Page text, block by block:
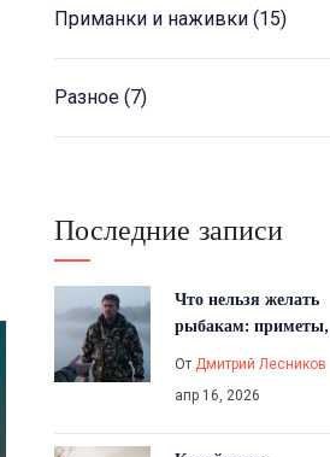
Приманки и наживки (15)
Разное (7)
Последние записи
Что нельзя желать
рыбакам: приметы,
От Дмитрий Лесников
апр 16, 2026